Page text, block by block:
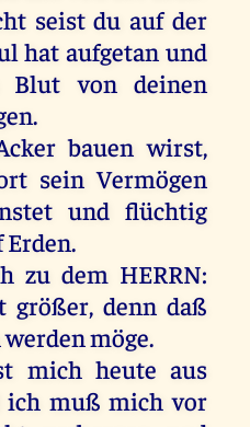
seist du auf der
hataufgetan und
Blut von deinen
.
bauenwirst,
seinVermögen
undflüchtig
Erden.
zu dem HERRN:
größer, denn daß
werdenmöge.
mich heute aus
ich muß michvor